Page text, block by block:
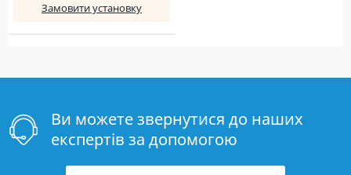
Замовити установку
Ви можете звернутися до наших
експертів за допомогою